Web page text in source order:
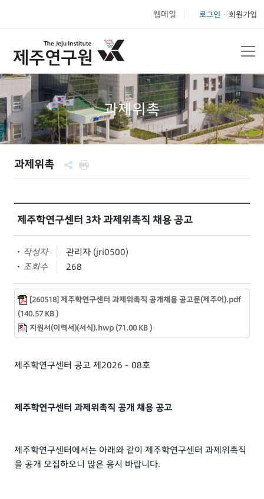
웹메일 로그인 회원가입
과제위촉
과제위촉
제주학연구센터 3차 과제위촉직 채용 공고
작성자
관리자 (jri0500)
조회수
268
[260518] 제주학연구센터 과제위촉직 공개채용 공고문(제주어).pdf
(140.57 KB )
지원서(이력서)(서식).hwp (71.00 KB )
제주학연구센터 공고 제2026 - 08호
제주학연구센터 과제위촉직 공개 채용 공고
제주학연구센터에서는 아래와 같이 제주학연구센터 과제위촉직
을 공개 모집하오니 많은 응시 바랍니다.